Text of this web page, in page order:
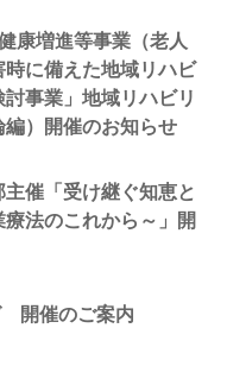
康増進等事業（老人
に備えた地域リハビ
事業」地域リハビリ
）開催のお知らせ
催「受け継ぐ知恵と
法のこれから～」開
開催のご案内